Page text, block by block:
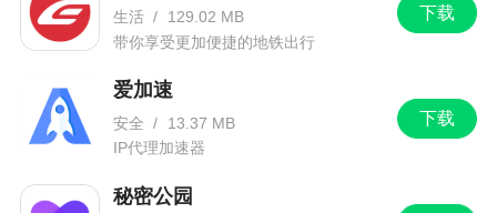
下载
生活 /
129.02 MB
带你享受更加便捷的地铁出行
下载
爱加速
安全 /
13.37 MB
IP代理加速器
秘密公园